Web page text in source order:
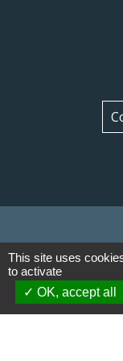
Liens
Communauté
This site uses
to activate
OK, accept all